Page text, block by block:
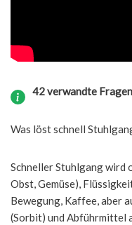
42 verwandte
Was löst schnell
Schneller Stuhlgang
Obst, Gemüse),
Bewegung, Kaffee, aber
(Sorbit) und Abführmittel